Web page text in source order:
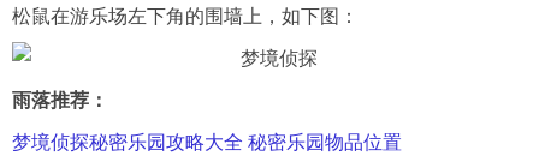
松鼠在游乐场左下角的围墙上，如下图：
雨落推荐：
梦境侦探秘密乐园攻略大全 秘密乐园物品位置